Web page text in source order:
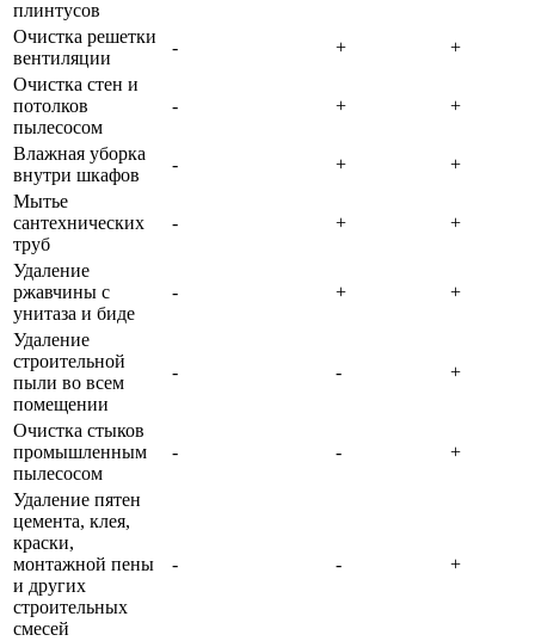
плинтусов
Очистка решетки
вентиляции
- +
+
Очистка стен и
потолков
пылесосом
- + +
Влажная уборка
внутри шкафов
- +
+
Мытье
сантехнических
труб
- + +
Удаление
ржавчины с
унитаза и биде
- + +
Удаление
строительной
пыли во всем
помещении
- - +
Очистка стыков
промышленным
пылесосом
- - +
Удаление пятен
цемента, клея,
краски,
монтажной пены
и других
строительных
смесей
- - +